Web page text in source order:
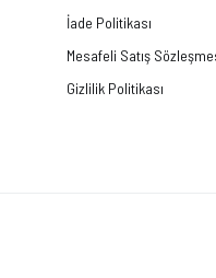
İade Politikası
Mesafeli Satış
Gizlilik Politikası